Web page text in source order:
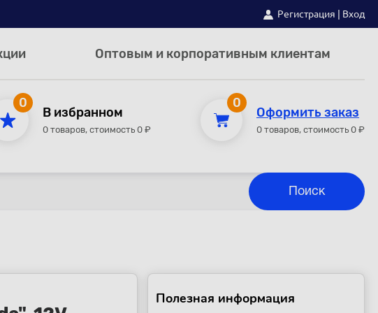
Регистрация Вход
Оптовым и корпоративным клиентам
0
В избранном
0 товаров, стоимость 0 ₽
0
Оформить заказ
0 товаров, стоимость 0 ₽
Полезная информация